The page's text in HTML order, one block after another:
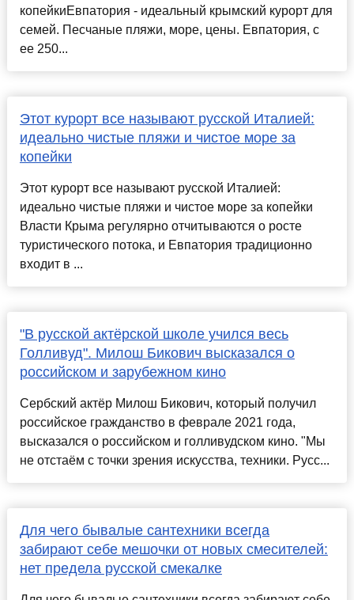
копейкиЕвпатория - идеальный крымский курорт для
семей. Песчаные пляжи, море, цены. Евпатория, с
ее 250...
Этот курорт все называют русской Италией:
идеально чистые пляжи и чистое море за
копейки
Этот курорт все называют русской Италией:
идеально чистые пляжи и чистое море за копейки
Власти Крыма регулярно отчитываются о росте
туристического потока, и Евпатория традиционно
входит в ...
"В русской актёрской школе учился весь
Голливуд". Милош Бикович высказался о
российском и зарубежном кино
Сербский актёр Милош Бикович, который получил
российское гражданство в феврале 2021 года,
высказался о российском и голливудском кино. "Мы
не отстаём с точки зрения искусства, техники. Русс...
Для чего бывалые сантехники всегда
забирают себе мешочки от новых смесителей:
нет предела русской смекалке